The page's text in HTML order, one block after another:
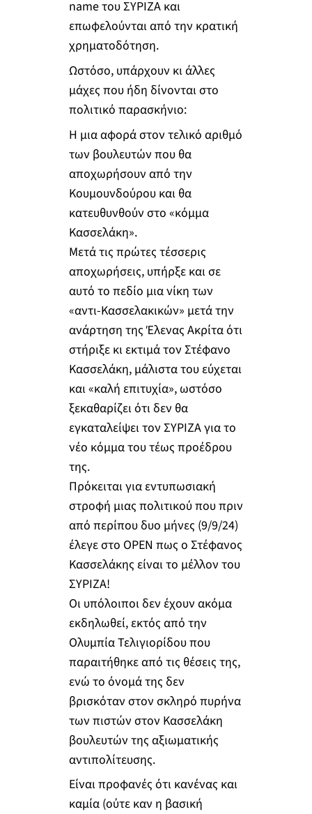
name του ΣΥΡΙΖΑ και
επωφελούνται από την κρατική
χρηματοδότηση.
Ωστόσο, υπάρχουν κι άλλες
μάχες που ήδη δίνονται στο
πολιτικό παρασκήνιο:
Η μια αφορά στον τελικό αριθμό
των βουλευτών που θα
αποχωρήσουν από την
Κουμουνδούρου και θα
κατευθυνθούν στο «κόμμα
Κασσελάκη».
Μετά τις πρώτες τέσσερις
αποχωρήσεις, υπήρξε και σε
αυτό το πεδίο μια νίκη των
«αντι-Κασσελακικών» μετά την
ανάρτηση της Έλενας Ακρίτα ότι
στήριξε κι εκτιμά τον Στέφανο
Κασσελάκη, μάλιστα του εύχεται
και «καλή επιτυχία», ωστόσο
ξεκαθαρίζει ότι δεν θα
εγκαταλείψει τον ΣΥΡΙΖΑ για το
νέο κόμμα του τέως προέδρου
της.
Πρόκειται για εντυπωσιακή
στροφή μιας πολιτικού που πριν
από περίπου δυο μήνες (9/9/24)
έλεγε στο ΟΡΕΝ πως ο Στέφανος
Κασσελάκης είναι το μέλλον του
ΣΥΡΙΖΑ!
Οι υπόλοιποι δεν έχουν ακόμα
εκδηλωθεί, εκτός από την
Ολυμπία Τελιγιορίδου που
παραιτήθηκε από τις θέσεις της,
ενώ το όνομά της δεν
βρισκόταν στον σκληρό πυρήνα
των πιστών στον Κασσελάκη
βουλευτών της αξιωματικής
αντιπολίτευσης.
Είναι προφανές ότι κανένας και
καμία (ούτε καν η βασική